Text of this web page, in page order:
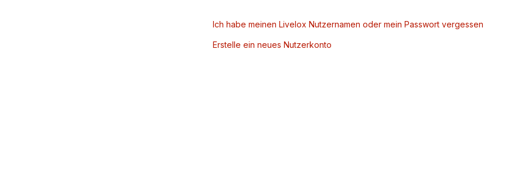
Ich habe meinen Livelox Nutzernamen oder mein Passwort vergessen
Erstelle ein neues Nutzerkonto